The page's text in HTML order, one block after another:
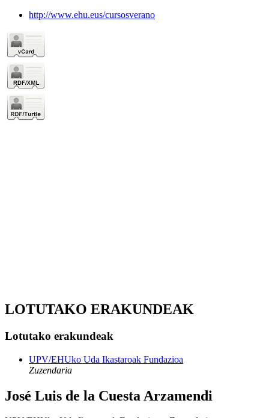
http://www.ehu.eus/cursosverano
LOTUTAKO ERAKUNDEAK
Lotutako erakundeak
UPV/EHUko Uda Ikastaroak Fundazioa
Zuzendaria
José Luis de la Cuesta Arzamendi